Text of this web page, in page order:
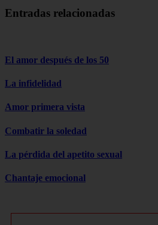
Entradas relacionadas
El amor después de los 50
La infidelidad
Amor primera vista
Combatir la soledad
La pérdida del apetito sexual
Chantaje emocional